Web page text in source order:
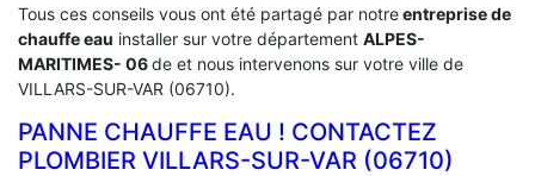
Tous ces conseils vous ont été partagé par notreentreprise de
chauffe eau installer sur votre département ALPES-
MARITIMES- 06de et nous intervenons sur votre ville de
VILLARS-SUR-VAR (06710).
PANNE CHAUFFE EAU ! CONTACTEZ
PLOMBIER VILLARS-SUR-VAR (06710)